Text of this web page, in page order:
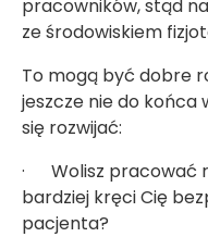
pracowników, stąd
ze środowiskiem
To mogą być dobre
jeszcze nie do końca
się rozwijać:
· Wolisz pracować
bardziej kręci Cię
pacjenta?